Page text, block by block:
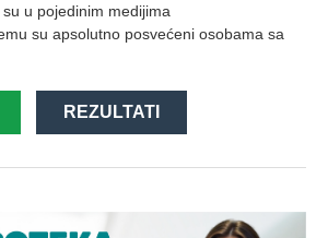
u pojedinim medijima
su apsolutno posvećeni osobama sa
REZULTATI